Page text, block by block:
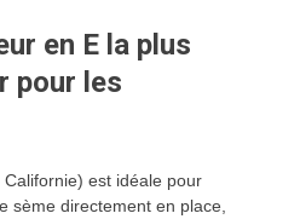
en E la plus
pour les
Californie) est idéale pour
sème directement en place,